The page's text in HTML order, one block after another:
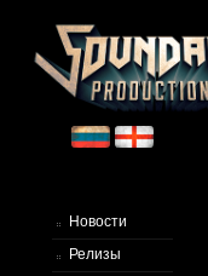
Новости
Релизы